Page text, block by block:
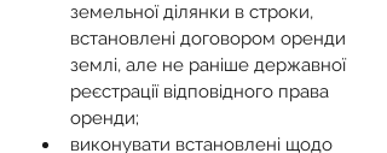
земельної ділянки в строки,
встановлені договором оренди
землі, але не раніше державної
реєстрації відповідного права
оренди;
виконувати встановлені щодо